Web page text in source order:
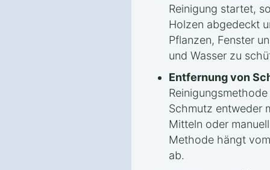
Reinigung startet,
Holzen abgedeckt
Pflanzen, Fenster
und Wasser zu
Entfernung von
Schmutz entweder
Mitteln oder
Methode hängt
ab.